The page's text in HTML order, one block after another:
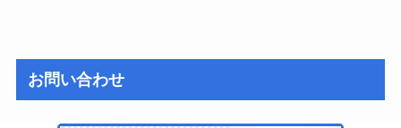
お問い合わせ